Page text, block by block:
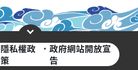
隱私權政
策
· 政府網站開放宣
告